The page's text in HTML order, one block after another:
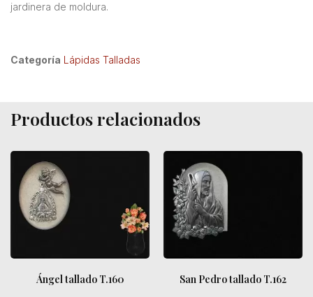
jardinera de moldura.
Categoría Lápidas Talladas
Productos relacionados
Ángel tallado T.160 San Pedro tallado T.162